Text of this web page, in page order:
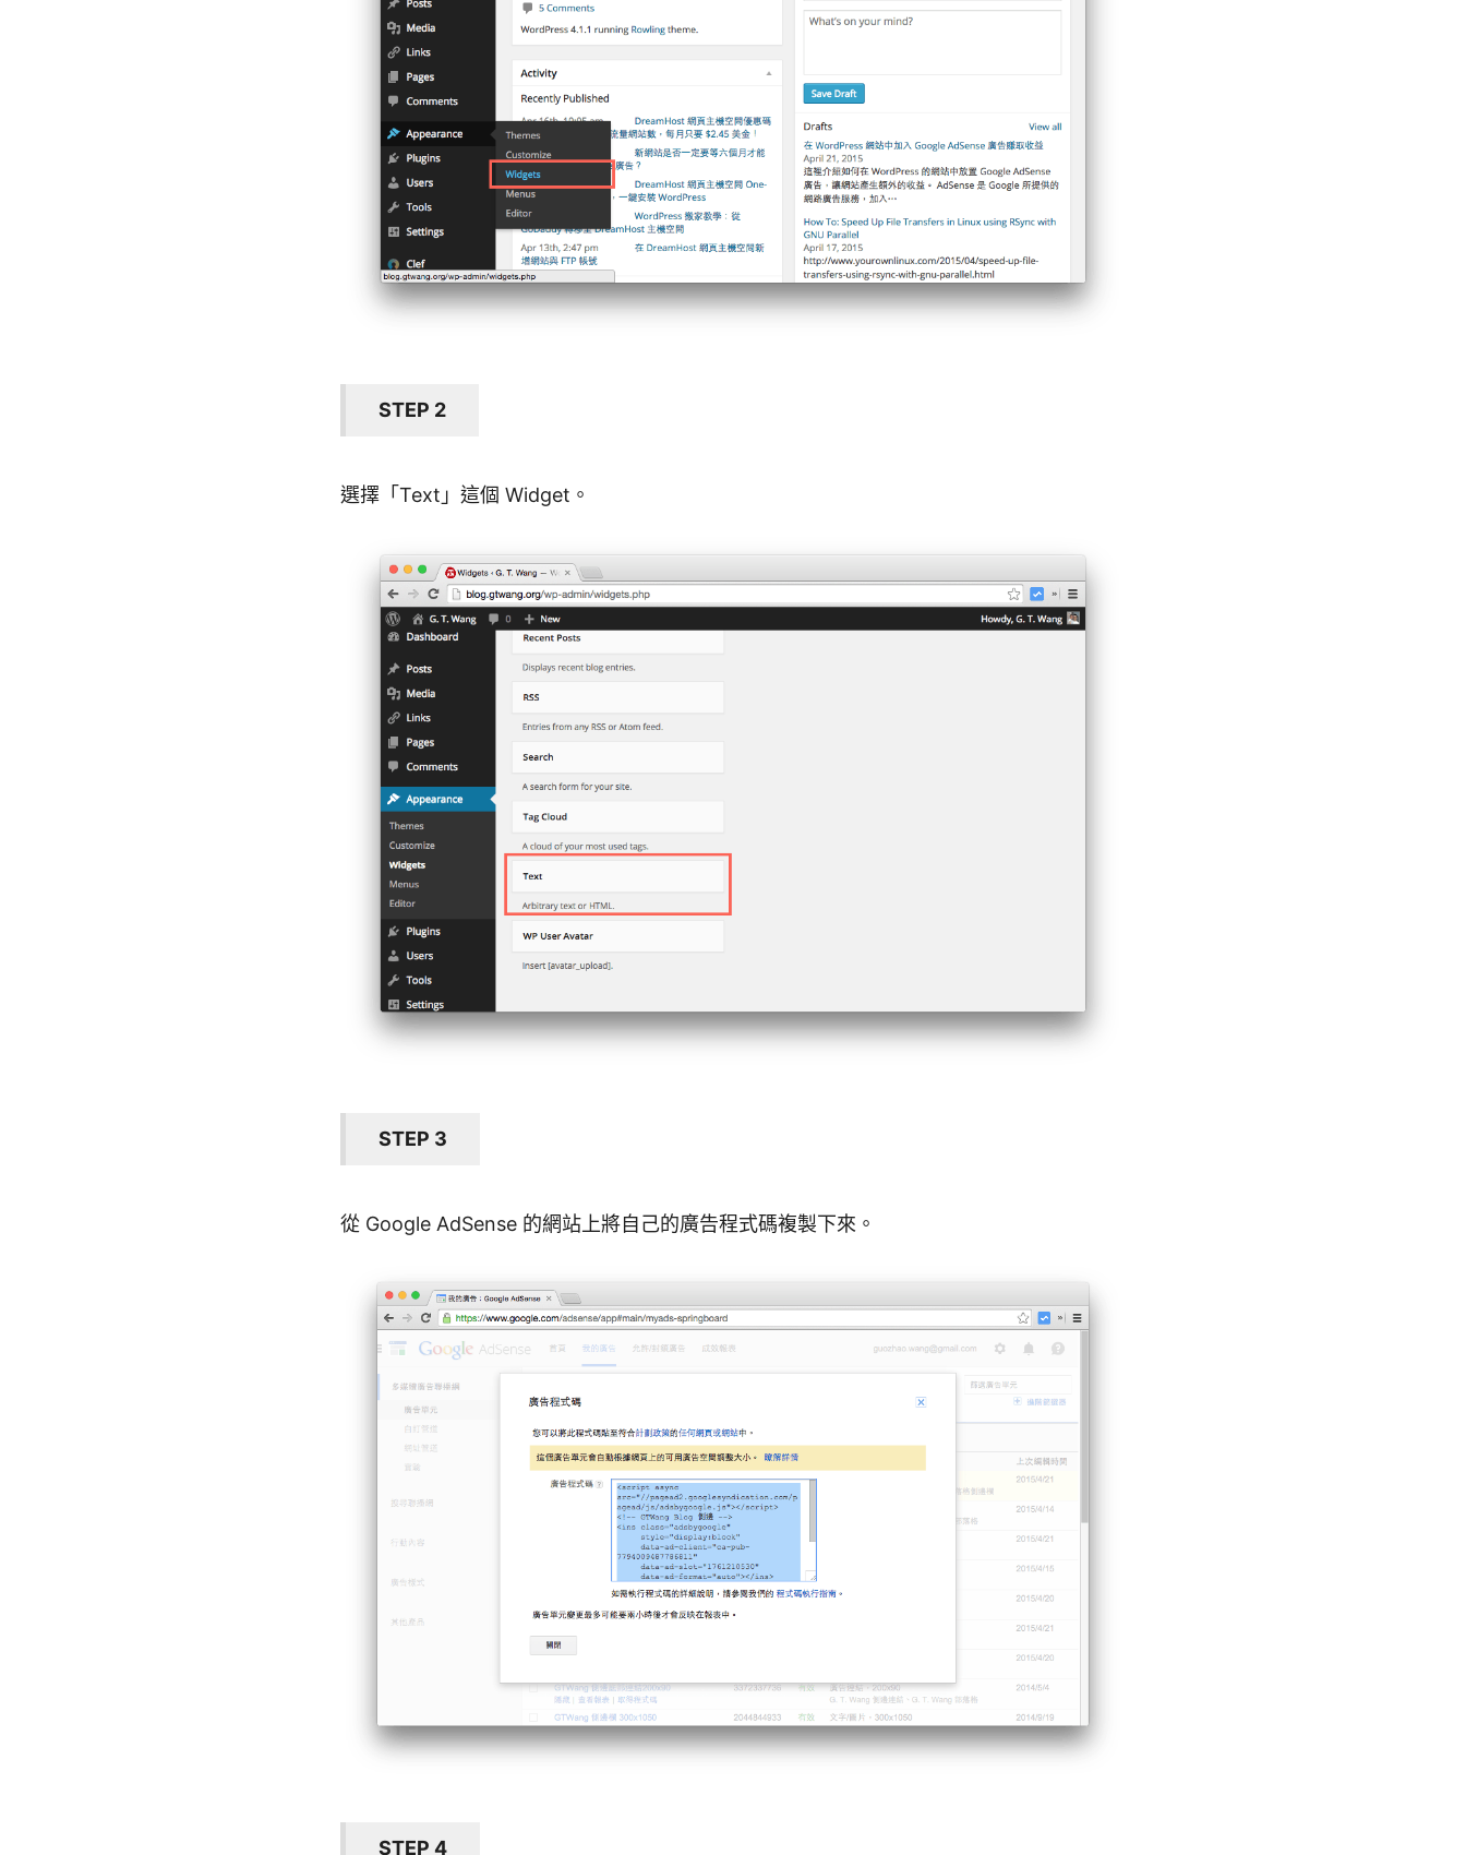
STEP 2
選擇「Text」這個 Widget。
STEP 3
從 Google AdSense 的網站上將自己的廣告程式碼複製下來。
STEP 4